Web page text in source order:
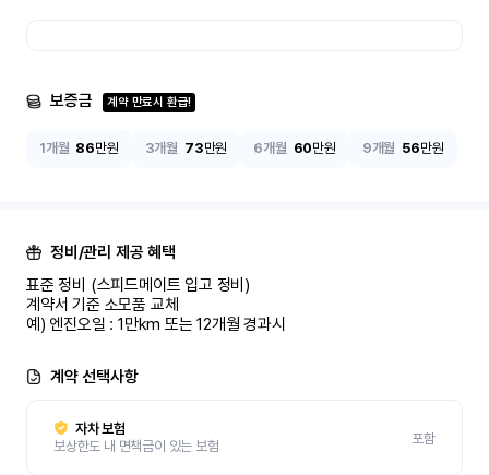
보증금 계약 만료시 환급!
1개월 86만원 3개월 73만원 6개월 60만원 9개월 56만원
정비/관리 제공 혜택
표준 정비 (스피드메이트 입고 정비)
계약서 기준 소모품 교체
예) 엔진오일 : 1만km 또는 12개월 경과시
계약 선택사항
자차 보험
보상한도 내 면책금이 있는 보험
포함